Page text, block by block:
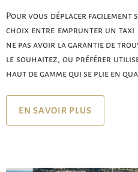
Pour vous déplacer facilement
choix entre emprunter un taxi
ne pas avoir la garantie de
le souhaitez, ou préférer
haut de gamme qui se plie en
EN SAVOIR PLUS